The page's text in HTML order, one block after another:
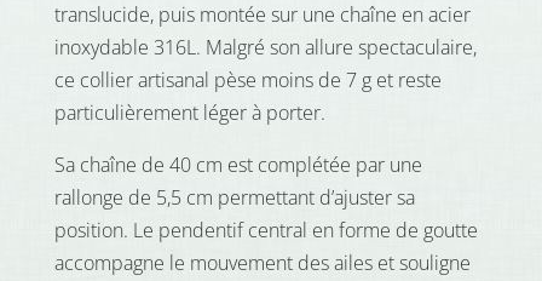
translucide, puis montée sur une chaîne en acier
inoxydable 316L. Malgré son allure spectaculaire,
ce collier artisanal pèse moins de 7 g et reste
particulièrement léger à porter.
Sa chaîne de 40 cm est complétée par une
rallonge de 5,5 cm permettant d’ajuster sa
position. Le pendentif central en forme de goutte
accompagne le mouvement des ailes et souligne